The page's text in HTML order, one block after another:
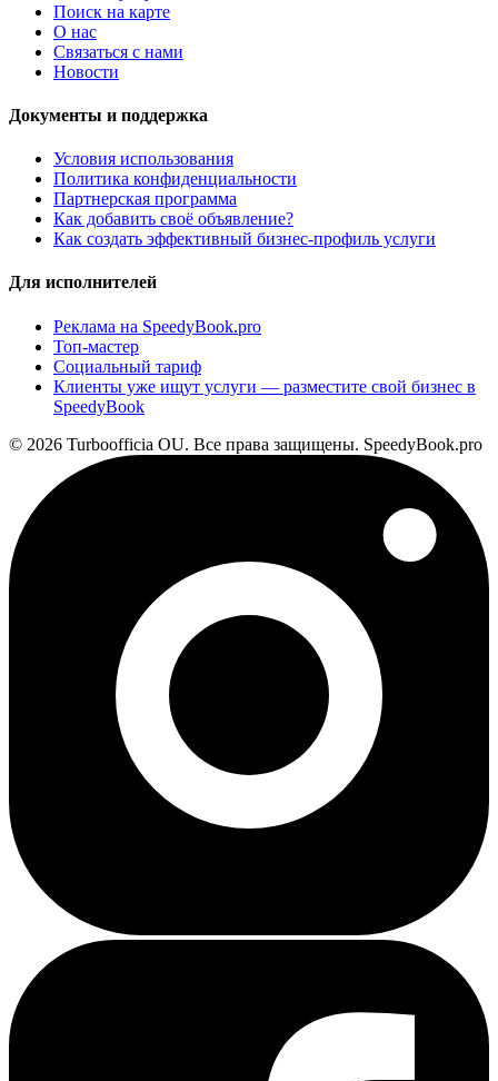
Поиск на карте
О нас
Связаться с нами
Новости
Документы и поддержка
Условия использования
Политика конфиденциальности
Партнерская программа
Как добавить своё объявление?
Как создать эффективный бизнес-профиль услуги
Для исполнителей
Реклама на SpeedyBook.pro
Топ-мастер
Социальный тариф
Клиенты уже ищут услуги — разместите свой бизнес в
SpeedyBook
© 2026 Turboofficia OU. Все права защищены. SpeedyBook.pro